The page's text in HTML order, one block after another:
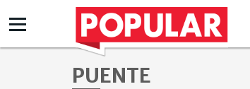
PUENTE